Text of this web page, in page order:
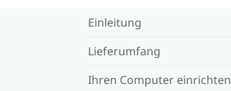
Einleitung
Lieferumfang
Ihren Computer einrichten